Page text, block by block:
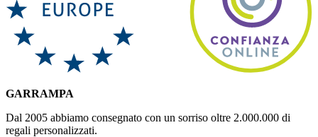
GARRAMPA
Dal 2005 abbiamo consegnato con un sorriso oltre 2.000.000 di
regali personalizzati.